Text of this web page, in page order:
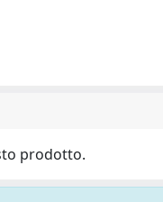
prodotto.